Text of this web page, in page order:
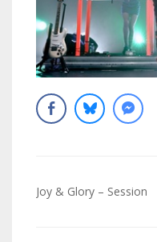
Navigation
Joy & Glory – Session